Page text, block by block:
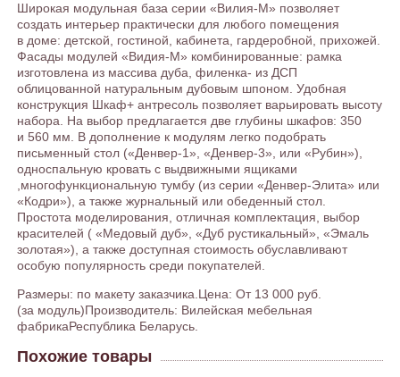
Широкая модульная база серии «Вилия-М» позволяет
создать интерьер практически для любого помещения
в доме: детской, гостиной, кабинета, гардеробной, прихожей.
Фасады модулей «Видия-М» комбинированные: рамка
изготовлена из массива дуба, филенка- из ДСП
облицованной натуральным дубовым шпоном. Удобная
конструкция Шкаф+ антресоль позволяет варьировать высоту
набора. На выбор предлагается две глубины шкафов: 350
и 560 мм. В дополнение к модулям легко подобрать
письменный стол («Денвер-1», «Денвер-3», или «Рубин»),
односпальную кровать с выдвижными ящиками
,многофункциональную тумбу (из серии «Денвер-Элита» или
«Кодри»), а также журнальный или обеденный стол.
Простота моделирования, отличная комплектация, выбор
красителей ( «Медовый дуб», «Дуб рустикальный», «Эмаль
золотая»), а также доступная стоимость обуславливают
особую популярность среди покупателей.
Размеры: по макету заказчика.Цена: От 13 000 руб.
(за модуль)Производитель: Вилейская мебельная
фабрикаРеспублика Беларусь.
Похожие товары